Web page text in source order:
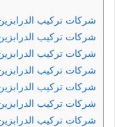
شركات تركيب
شركات تركيب
شركات تركيب
شركات تركيب
شركات تركيب
شركات تركيب
شركات تركيب